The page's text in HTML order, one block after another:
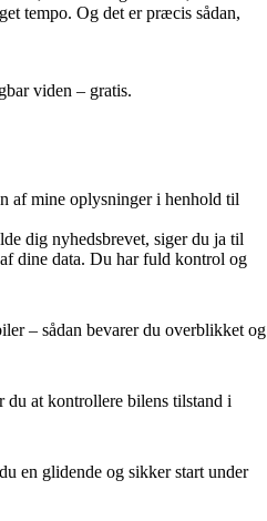
tempo. Og det er præcis sådan,
viden – gratis.
af mine oplysninger i henhold til
dig nyhedsbrevet, siger du ja til
dine data. Du har fuld kontrol og
– sådan bevarer du overblikket og
at kontrollere bilens tilstand i
en glidende og sikker start under